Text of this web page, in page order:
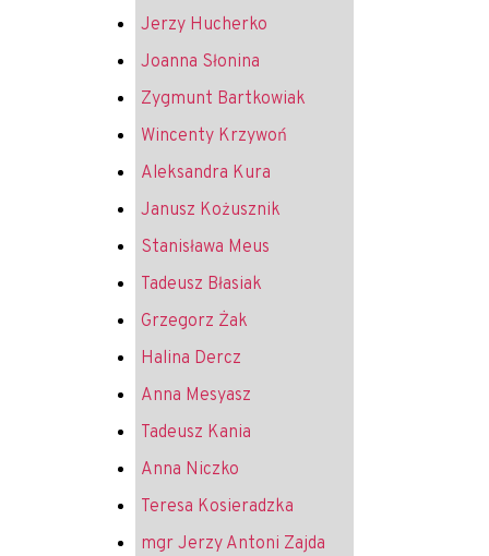
Jerzy Hucherko
Joanna Słonina
Zygmunt Bartkowiak
Wincenty Krzywoń
Aleksandra Kura
Janusz Kożusznik
Stanisława Meus
Tadeusz Błasiak
Grzegorz Żak
Halina Dercz
Anna Mesyasz
Tadeusz Kania
Anna Niczko
Teresa Kosieradzka
mgr Jerzy Antoni Zajda